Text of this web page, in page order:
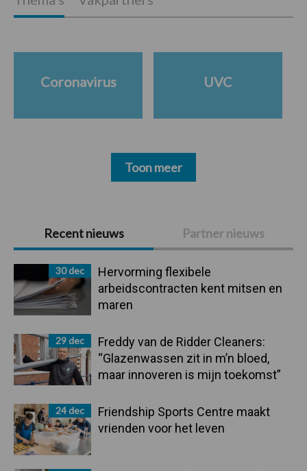
Primaire
Sidebar
Recent nieuws Partner nieuws
30 dec
Hervorming flexibele
arbeidscontracten kent mitsen en
maren
29 dec
Freddy van de Ridder Cleaners:
“Glazenwassen zit in m’n bloed,
maar innoveren is mijn toekomst”
24 dec
Friendship Sports Centre maakt
vrienden voor het leven
Coronavirus UVC
Toon meer